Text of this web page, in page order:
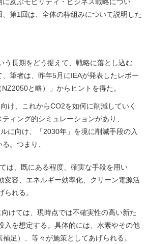
第1回は、全体の枠組みについて説明した
長期をどう捉えて、戦略に落とし込む
筆者は、昨年5月にIEAが発表したレポー
と略）」からヒントを得た。
け、これからCO2を如何に削減していく
ィング的シミュレーションがあり、
に向け、「2030年」を境に削減手段の入
。つまり、
は、既にある程度、確実な手段を用い
変容、エネルギー効率化、クリーン電源活
られる。
けては、現時点では不確実性の高い新た
入を想定する。具体的には、水素やその他
足）、等々が施策としてあげられる。